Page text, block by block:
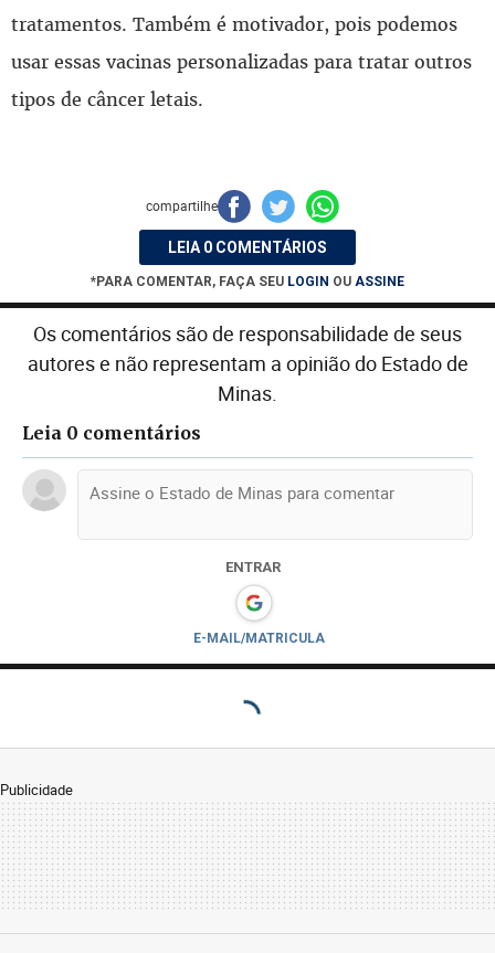
tratamentos. Também é motivador, pois podemos
usar essas vacinas personalizadas para tratar outros
tipos de câncer letais.
compartilhe
LEIA 0 COMENTÁRIOS
*PARA COMENTAR, FAÇA SEU LOGIN OU ASSINE
Os comentários são de responsabilidade de seus
autores e não representam a opinião do Estado de
Minas.
Leia 0 comentários
ENTRAR
E-MAIL/MATRICULA
Publicidade